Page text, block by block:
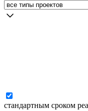
стандартным сроком